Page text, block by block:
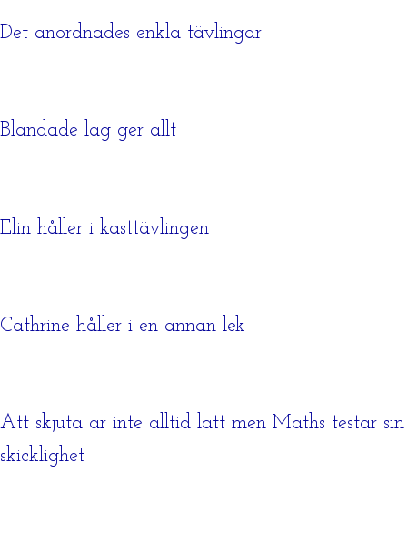
Det anordnades enkla tävlingar
Blandade lag ger allt
Elin håller i kasttävlingen
Cathrine håller i en annan lek
Att skjuta är inte alltid lätt men Maths testar sin
skicklighet